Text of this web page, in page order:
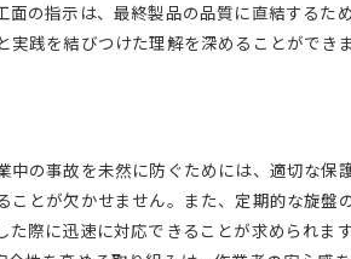
初心者でも使える図面作成の便利ツール
工図面の学び方よくある質問とその解決法
図面書き方で困ったときの具体的な対策
現場での経験を活かしたアドバイス
よくある疑問を解決するためのリソース
の指示は、最終製品の品質に直結する
践を結びつけた理解を深めることができま
の事故を未然に防ぐためには、適切な
とが欠かせません。また、定期的な旋
際に迅速に対応できることが求められ